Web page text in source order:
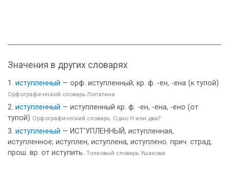
Значения в других словарях
иступленный — орф. иступленный; кр. ф. -ен, -ена (к тупой)
Орфографический словарь Лопатина
иступленный — иступленный кр. ф. -ен, -ена, -ено (от
тупой) Орфографический словарь. Одно Н или два?
иступленный — ИСТ’УПЛЕННЫЙ, иступленная,
иступленное; иступлен, иступлена, иступлено. прич. страд.
прош. вр. от иступить. Толковый словарь Ушакова